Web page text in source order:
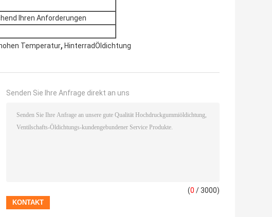
Ihren Anforderungen
Temperatur, HinterradÖldichtung
Senden Sie Ihre Anfrage direkt an uns
(0 / 3000)